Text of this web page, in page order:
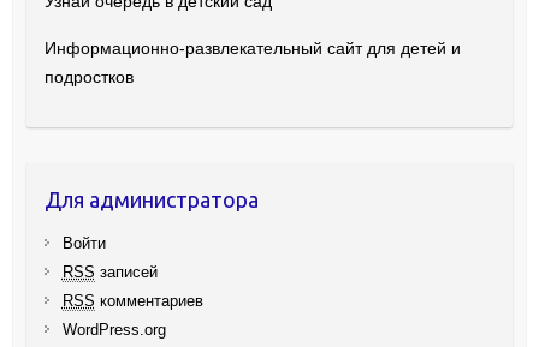
Информационно-развлекательный сайт для детей и
подростков
Для администратора
Войти
RSS записей
RSS комментариев
WordPress.org